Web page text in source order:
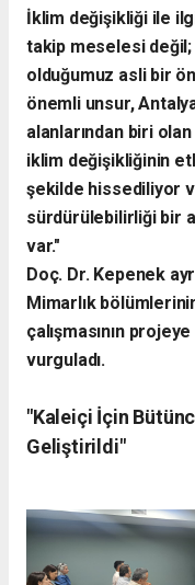
İklim değişikliği ile
takip meselesi değil;
olduğumuz asli bir
önemli unsur,
alanlarından biri olan
iklim değişikliğinin
şekilde hissediliyor
sürdürülebilirliği bir
var."
​Doç. Dr. Kepenek
Mimarlık
çalışmasının
vurguladı.
​"Kaleiçi İçin
Geliştirildi"